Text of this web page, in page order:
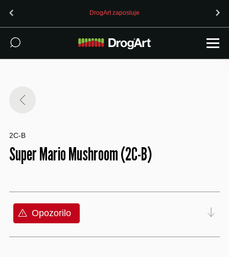
DrogArt zaposluje
2C-B
Super Mario Mushroom (2C-B)
Opozorilo